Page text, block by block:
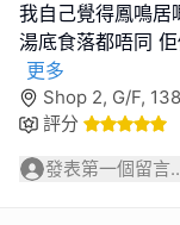
我自己覺得鳳鳴
湯底食落都唔同
更多
Shop 2, G/F,
評分
發表第一個留言